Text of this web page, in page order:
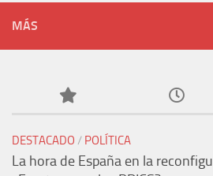
MÁS
DESTACADO / POLÍTICA
La hora de España en la